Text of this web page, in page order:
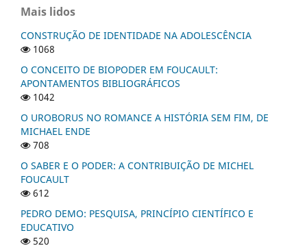
Mais lidos
CONSTRUÇÃO DE IDENTIDADE NA ADOLESCÊNCIA
1068
O CONCEITO DE BIOPODER EM FOUCAULT:
APONTAMENTOS BIBLIOGRÁFICOS
1042
O UROBORUS NO ROMANCE A HISTÓRIA SEM FIM, DE
MICHAEL ENDE
708
O SABER E O PODER: A CONTRIBUIÇÃO DE MICHEL
FOUCAULT
612
PEDRO DEMO: PESQUISA, PRINCÍPIO CIENTÍFICO E
EDUCATIVO
520